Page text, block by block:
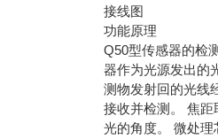
接线图
功能原理
Q50型传感器的检
器作为光源发出的
测物发射回的光线
接收并检测。 焦
光的角度。 微处